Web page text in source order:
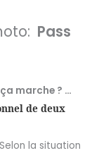
Pass
marche ? …
de deux
la situation